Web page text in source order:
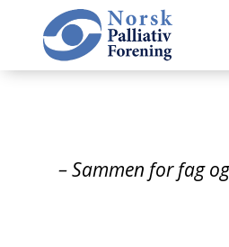
– Sammen for fag